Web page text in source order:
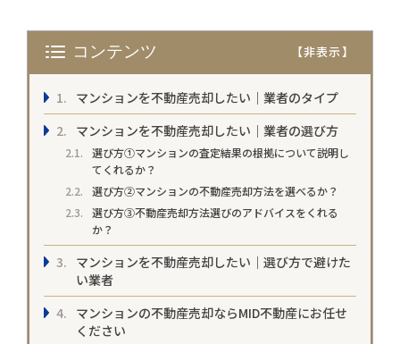
コンテンツ
マンションを不動産売却したい｜業者のタイプ
マンションを不動産売却したい｜業者の選び方
選び方①マンションの査定結果の根拠について説明し
てくれるか？
選び方②マンションの不動産売却方法を選べるか？
選び方③不動産売却方法選びのアドバイスをくれる
か？
マンションを不動産売却したい｜選び方で避けた
い業者
マンションの不動産売却ならMID不動産にお任せ
ください